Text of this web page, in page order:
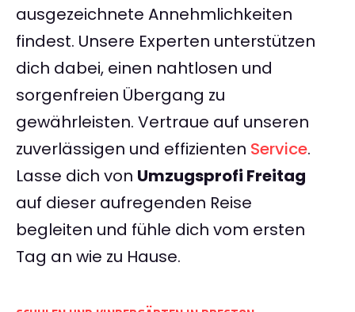
ausgezeichnete Annehmlichkeiten
findest. Unsere Experten unterstützen
dich dabei, einen nahtlosen und
sorgenfreien Übergang zu
gewährleisten. Vertraue auf unseren
zuverlässigen und effizienten Service.
Lasse dich von Umzugsprofi Freitag
auf dieser aufregenden Reise
begleiten und fühle dich vom ersten
Tag an wie zu Hause.